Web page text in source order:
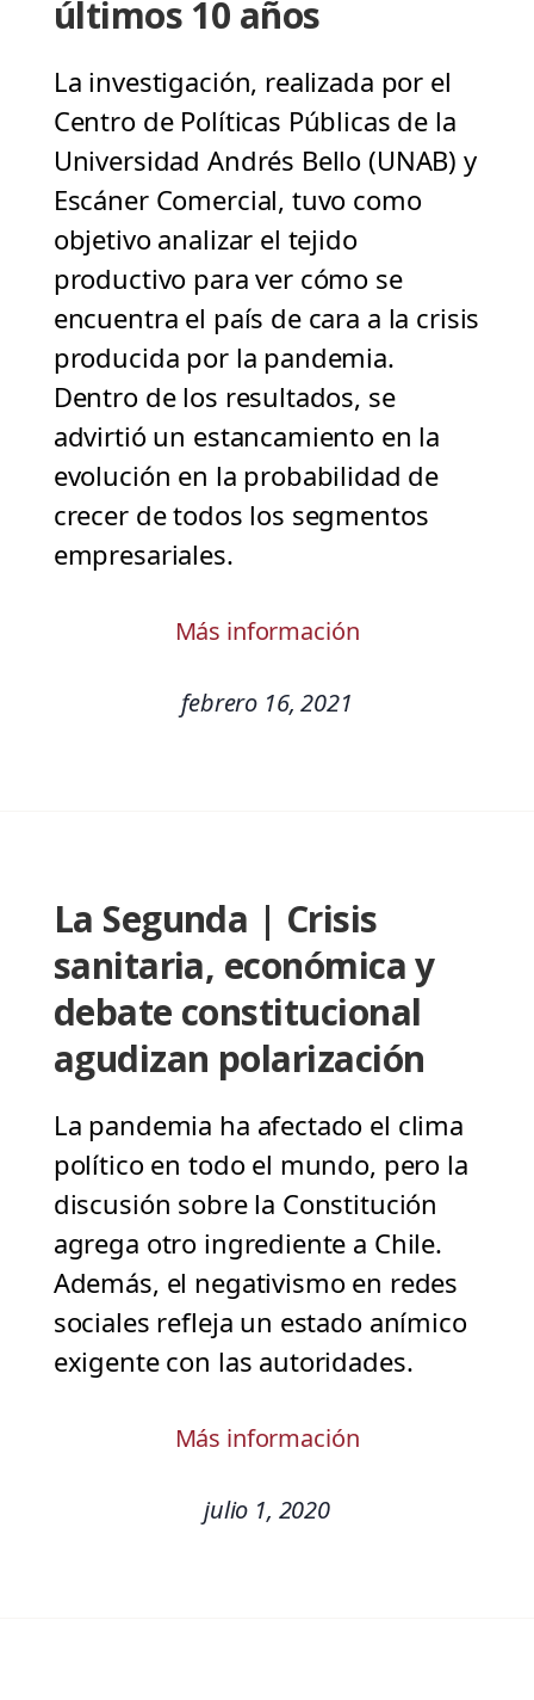
últimos 10 años
La investigación, realizada por el
Centro de Políticas Públicas de la
Universidad Andrés Bello (UNAB) y
Escáner Comercial, tuvo como
objetivo analizar el tejido
productivo para ver cómo se
encuentra el país de cara a la crisis
producida por la pandemia.
Dentro de los resultados, se
advirtió un estancamiento en la
evolución en la probabilidad de
crecer de todos los segmentos
empresariales.
Más información
febrero 16, 2021
La Segunda | Crisis
sanitaria, económica y
debate constitucional
agudizan polarización
La pandemia ha afectado el clima
político en todo el mundo, pero la
discusión sobre la Constitución
agrega otro ingrediente a Chile.
Además, el negativismo en redes
sociales refleja un estado anímico
exigente con las autoridades.
Más información
julio 1, 2020